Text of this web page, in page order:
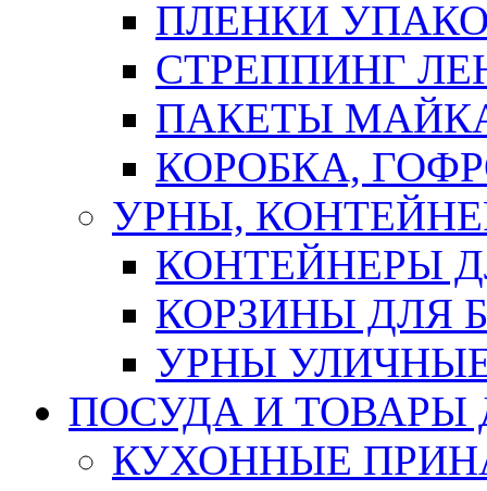
ПЛЕНКИ
СТРЕППИНГ
ПАКЕТЫ
КОРОБКА,
УРНЫ,
КОНТЕЙНЕРЫ
КОРЗИНЫ ДЛЯ
УРНЫ
ПОСУДА И ТОВАРЫ
КУХОННЫЕ